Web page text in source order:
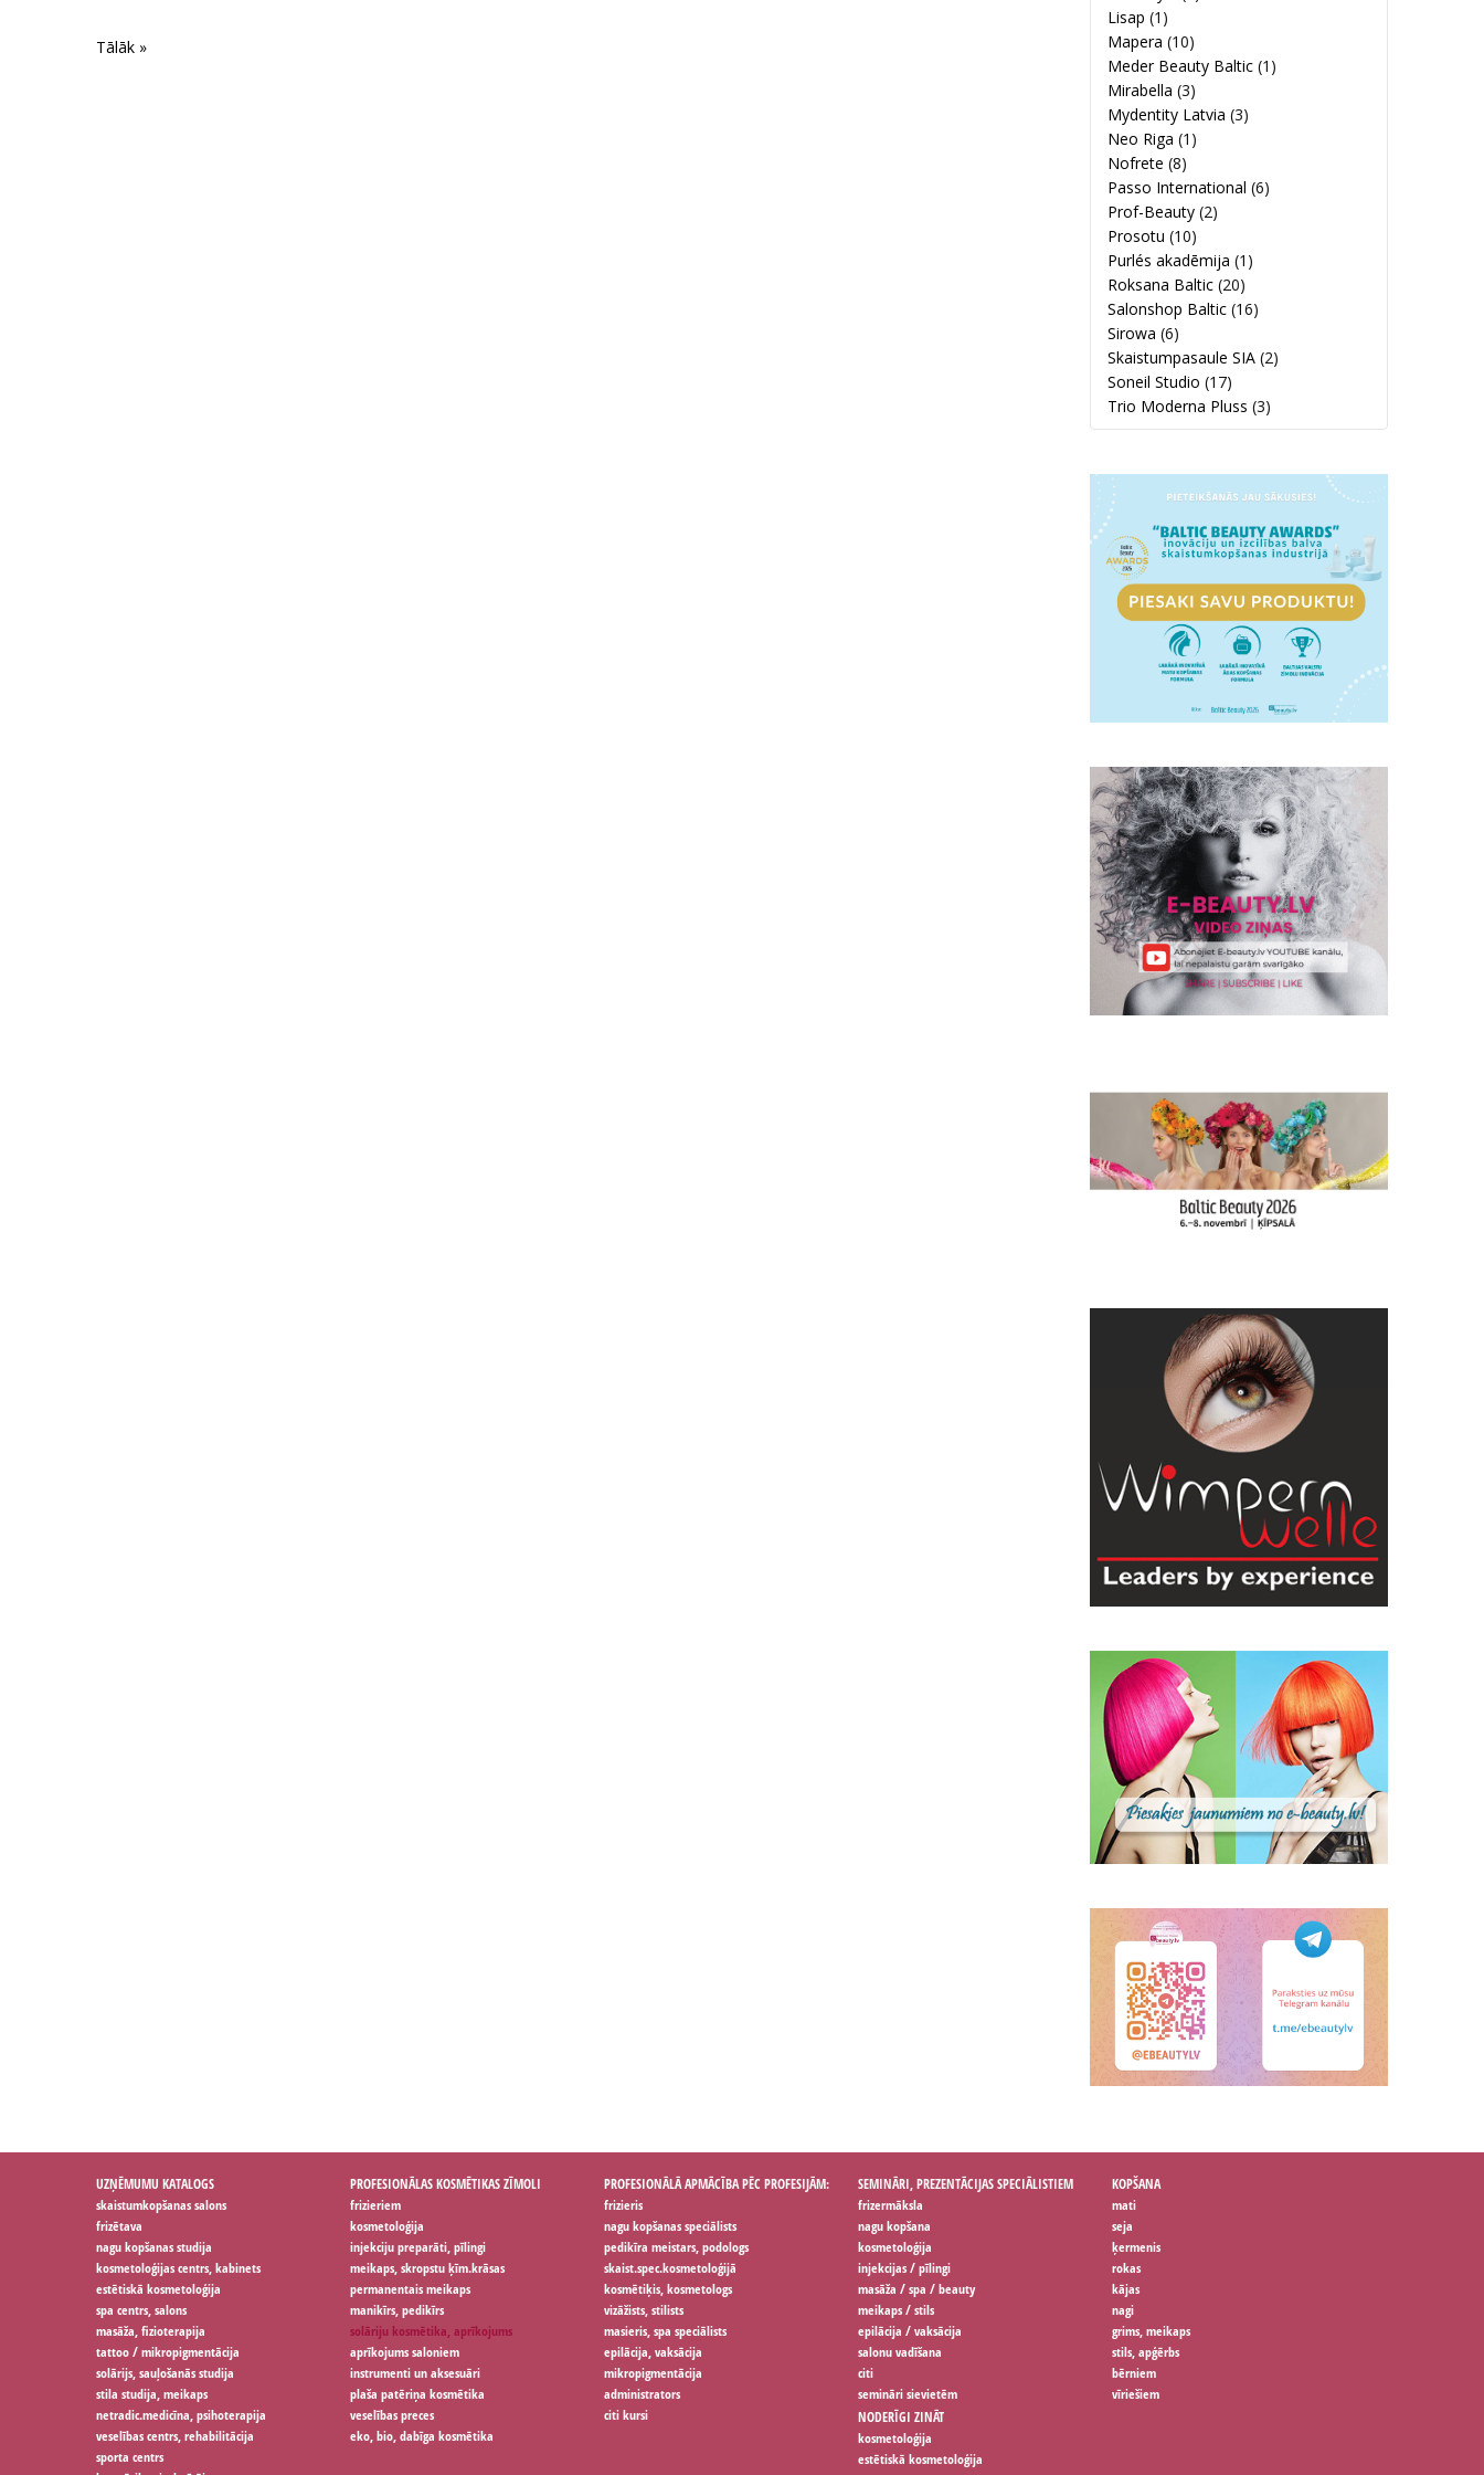
Tālāk »
Lisap (1)
Mapera (10)
Meder Beauty Baltic (1)
Mirabella (3)
Mydentity Latvia (3)
Neo Riga (1)
Nofrete (8)
Passo International (6)
Prof-Beauty (2)
Prosotu (10)
Purlés akadēmija (1)
Roksana Baltic (20)
Salonshop Baltic (16)
Sirowa (6)
Skaistumpasaule SIA (2)
Soneil Studio (17)
Trio Moderna Pluss (3)
UZŅĒMUMU KATALOGS
skaistumkopšanas salons
frizētava
nagu kopšanas studija
kosmetoloģijas centrs, kabinets
estētiskā kosmetoloģija
spa centrs, salons
masāža, fizioterapija
tattoo / mikropigmentācija
solārijs, sauļošanās studija
stila studija, meikaps
netradic.medicīna, psihoterapija
veselības centrs, rehabilitācija
sporta centrs
PROFESIONĀLAS KOSMĒTIKAS ZĪMOLI
frizieriem
kosmetoloģija
injekciju preparāti, pīlingi
meikaps, skropstu ķīm.krāsas
permanentais meikaps
manikīrs, pedikīrs
solāriju kosmētika, aprīkojums
aprīkojums saloniem
instrumenti un aksesuāri
plaša patēriņa kosmētika
veselības preces
eko, bio, dabīga kosmētika
PROFESIONĀLĀ APMĀCĪBA PĒC PROFESIJĀM:
frizieris
nagu kopšanas speciālists
pedikīra meistars, podologs
skaist.spec.kosmetoloģijā
kosmētiķis, kosmetologs
vizāžists, stilists
masieris, spa speciālists
epilācija, vaksācija
mikropigmentācija
administrators
citi kursi
SEMINĀRI, PREZENTĀCIJAS SPECIĀLISTIEM
frizermāksla
nagu kopšana
kosmetoloģija
injekcijas / pīlingi
masāža / spa / beauty
meikaps / stils
epilācija / vaksācija
salonu vadīšana
citi
semināri sievietēm
KOPŠANA
mati
seja
ķermenis
rokas
kājas
nagi
grims, meikaps
stils, apģērbs
bērniem
vīriešiem
NODERĪGI ZINĀT
kosmetoloģija
estētiskā kosmetoloģija